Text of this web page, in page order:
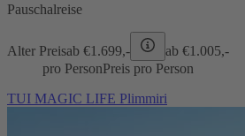
Pauschalreise
Alter Preisab €1.699,- ab €1.005,-
pro PersonPreis pro Person
TUI MAGIC LIFE Plimmiri